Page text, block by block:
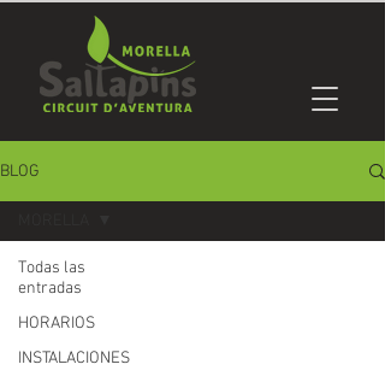
BLOG
Todas las
entradas
HORARIOS
INSTALACIONES